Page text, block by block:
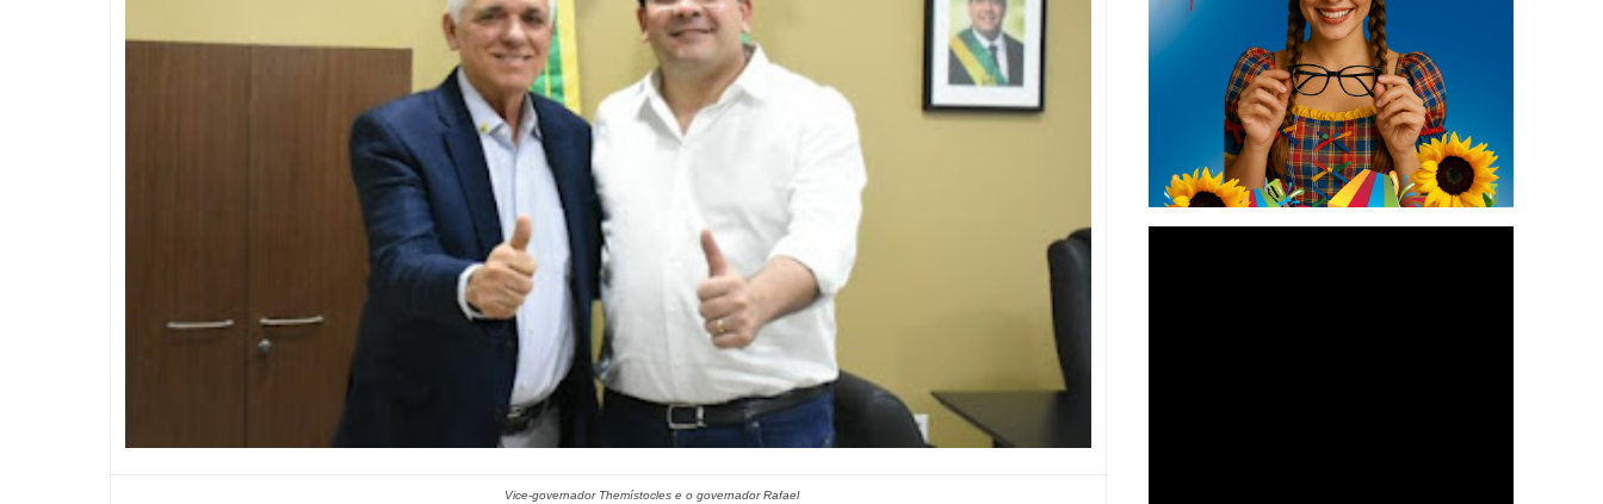
Vice-governador Themístocles e o governador Rafael